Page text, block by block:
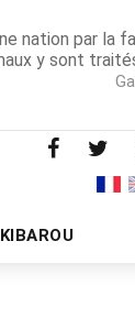
nation par la
y sont
KIBAROU